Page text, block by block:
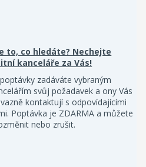
to, co hledáte? Nechejte
kanceláře za Vás!
zadáváte vybraným
svůj požadavek a ony Vás
kontaktují s odpovídajícími
Poptávka je ZDARMA a můžete
nebo zrušit.